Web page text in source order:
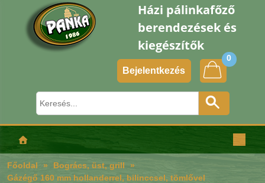
Házi pálinkafőző
berendezések és
kiegészítők
Bejelentkezés
0
Főoldal
Bogrács, üst, grill
Gázégő 160 mm hollanderrel, bilinccsel, tömlővel